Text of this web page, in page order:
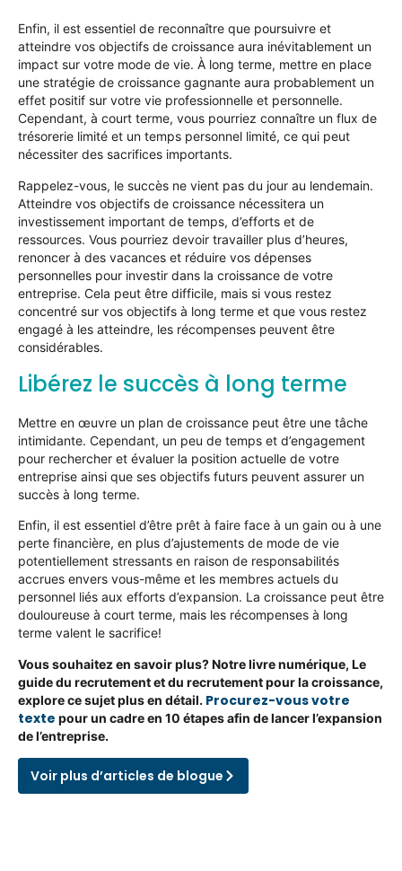
Enfin, il est essentiel de reconnaître que poursuivre et
atteindre vos objectifs de croissance aura inévitablement un
impact sur votre mode de vie. À long terme, mettre en place
une stratégie de croissance gagnante aura probablement un
effet positif sur votre vie professionnelle et personnelle.
Cependant, à court terme, vous pourriez connaître un flux de
trésorerie limité et un temps personnel limité, ce qui peut
nécessiter des sacrifices importants.
Rappelez-vous, le succès ne vient pas du jour au lendemain.
Atteindre vos objectifs de croissance nécessitera un
investissement important de temps, d’efforts et de
ressources. Vous pourriez devoir travailler plus d’heures,
renoncer à des vacances et réduire vos dépenses
personnelles pour investir dans la croissance de votre
entreprise. Cela peut être difficile, mais si vous restez
concentré sur vos objectifs à long terme et que vous restez
engagé à les atteindre, les récompenses peuvent être
considérables.
Libérez le succès à long terme
Mettre en œuvre un plan de croissance peut être une tâche
intimidante. Cependant, un peu de temps et d’engagement
pour rechercher et évaluer la position actuelle de votre
entreprise ainsi que ses objectifs futurs peuvent assurer un
succès à long terme.
Enfin, il est essentiel d’être prêt à faire face à un gain ou à une
perte financière, en plus d’ajustements de mode de vie
potentiellement stressants en raison de responsabilités
accrues envers vous-même et les membres actuels du
personnel liés aux efforts d’expansion. La croissance peut être
douloureuse à court terme, mais les récompenses à long
terme valent le sacrifice!
Vous souhaitez en savoir plus? Notre livre numérique, Le
guide du recrutement et du recrutement pour la croissance,
explore ce sujet plus en détail. Procurez-vous votre
texte pour un cadre en 10 étapes afin de lancer l’expansion
de l’entreprise.
Voir plus d’articles de blogue